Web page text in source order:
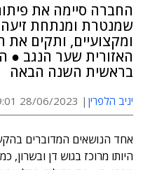
החברה סיימה את
שמנטרת ומנתחת זיעה
ומקצועיים, ותקים
האזורית שער הנגב ●
בראשית השנה הבאה
יניב הלפרין 28/06/2023 19:01
אחד הנושאים המדוברים
היותו מרוכז בגוש דן ובשרון,